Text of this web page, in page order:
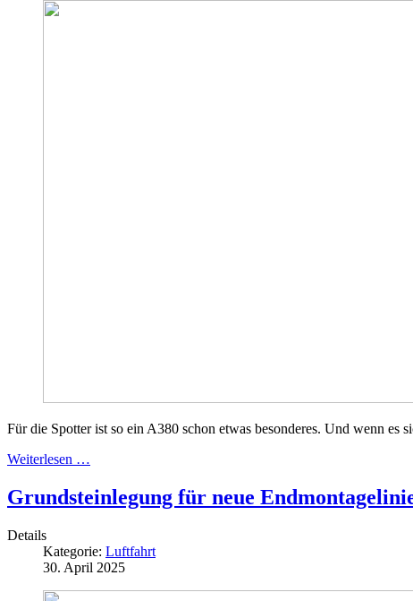
Für die Spotter ist so ein A380 schon etwas besonderes. Und wenn es
Weiterlesen …
Grundsteinlegung für neue
Details
Kategorie: Luftfahrt
30. April 2025